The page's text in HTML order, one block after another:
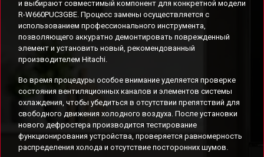
и выбирают совместимый компонент для конкретной модели
R-W660PUC3GBE. Процесс замены осуществляется с
использованием профессионального инструмента,
позволяющего аккуратно демонтировать поврежденный
элемент и установить новый, рекомендованный
производителем Hitachi.
Во время процедуры особое внимание уделяется проверке
состояния вентиляционных каналов и элементов системы
охлаждения, чтобы убедиться в отсутствии препятствий для
свободного движения холодного воздуха. После установки
нового дефростера производится тестирование
функционирования устройства, проверяется равномерность
распределения холода и отсутствие посторонних шумов.